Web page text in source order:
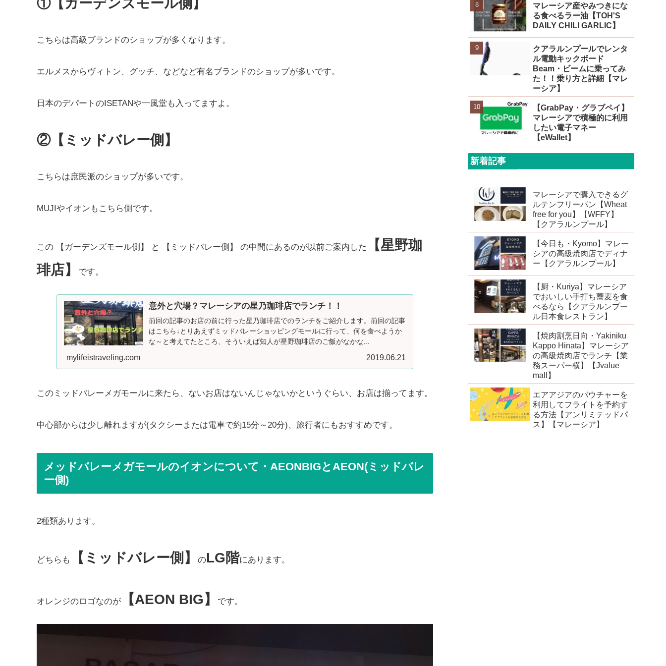
①【ガーデンズモール側】
こちらは高級ブランドのショップが多くなります。
エルメスからヴィトン、グッチ、などなど有名ブランドのショップが多いです。
日本のデパートのISETANや一風堂も入ってますよ。
②【ミッドバレー側】
こちらは庶民派のショップが多いです。
MUJIやイオンもこちら側です。
この 【ガーデンズモール側】 と 【ミッドバレー側】 の中間にあるのが以前ご案内した
【星野珈
琲店】
です。
意外と穴場？マレーシアの星乃珈琲店でランチ！！
前回の記事のお店の前に行った星乃珈琲店でのランチをご紹介します。前回の記事
はこちら↓とりあえずミッドバレーショッピングモールに行って、何を食べようか
な～と考えてたところ、そういえば知人が星野珈琲店のご飯がなかな...
mylifeistraveling.com 2019.06.21
このミッドバレーメガモールに来たら、ないお店はないんじゃないかというぐらい、お店は揃ってます。
中心部からは少し離れますが(タクシーまたは電車で約15分～20分)、旅行者にもおすすめです。
メッドバレーメガモールのイオンについて・AEONBIGとAEON(ミッドバレ
ー側)
2種類あります。
どちらも 【ミッドバレー側】 のLG階にあります。
オレンジのロゴなのが 【AEON BIG】 です。
マレーシア産やみつきにな
る食べるラー油【TOH'S
DAILY CHILI GARLIC】
クアラルンプールでレンタ
ル電動キックボード
Beam・ビームに乗ってみ
た！！乗り方と詳細【マレ
ーシア】
【GrabPay・グラブペイ】
マレーシアで積極的に利用
したい電子マネー
【eWallet】
新着記事
マレーシアで購入できるグ
ルテンフリーパン【Wheat
free for you】【WFFY】
【クアラルンプール】
【今日も・Kyomo】マレー
シアの高級焼肉店でディナ
ー【クアラルンプール】
【厨・Kuriya】マレーシア
でおいしい手打ち蕎麦を食
べるなら【クアラルンプー
ル日本食レストラン】
【焼肉割烹日向・Yakiniku
Kappo Hinata】マレーシア
の高級焼肉店でランチ【業
務スーパー横】【Jvalue
mall】
エアアジアのバウチャーを
利用してフライトを予約す
る方法【アンリミテッドパ
ス】【マレーシア】